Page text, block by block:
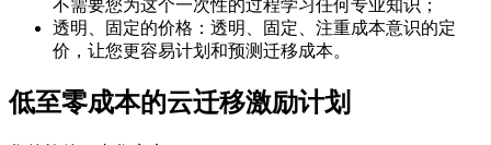
不需要您为这个一次性的过程学习任何专业知识；
透明、固定的价格：透明、固定、注重成本意识的定
价，让您更容易计划和预测迁移成本。
低至零成本的云迁移激励计划